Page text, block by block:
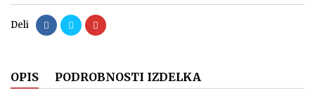
Deli
OPIS PODROBNOSTI IZDELKA